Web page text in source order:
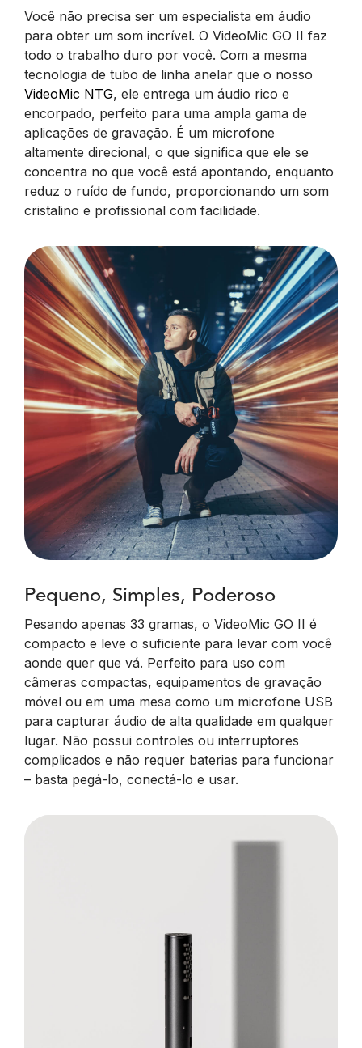
Você não precisa ser um especialista em áudio
para obter um som incrível. O VideoMic GO II faz
todo o trabalho duro por você. Com a mesma
tecnologia de tubo de linha anelar que o nosso
VideoMic NTG, ele entrega um áudio rico e
encorpado, perfeito para uma ampla gama de
aplicações de gravação. É um microfone
altamente direcional, o que significa que ele se
concentra no que você está apontando, enquanto
reduz o ruído de fundo, proporcionando um som
cristalino e profissional com facilidade.
Pequeno, Simples, Poderoso
Pesando apenas 33 gramas, o VideoMic GO II é
compacto e leve o suficiente para levar com você
aonde quer que vá. Perfeito para uso com
câmeras compactas, equipamentos de gravação
móvel ou em uma mesa como um microfone USB
para capturar áudio de alta qualidade em qualquer
lugar. Não possui controles ou interruptores
complicados e não requer baterias para funcionar
– basta pegá-lo, conectá-lo e usar.